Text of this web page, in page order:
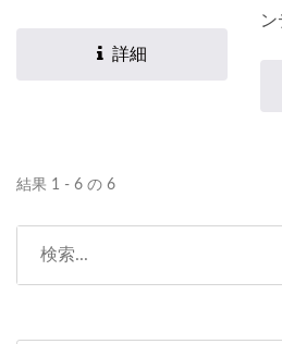
に非常に適しています。
詳細
結果 1 - 6 の 6